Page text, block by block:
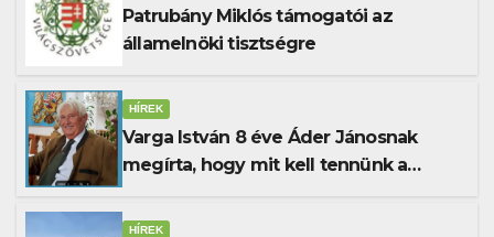
Patrubány Miklós támogatói az
államelnöki tisztségre
HÍREK
Varga István 8 éve Áder Jánosnak
megírta, hogy mit kell tennünk a
HÍREK